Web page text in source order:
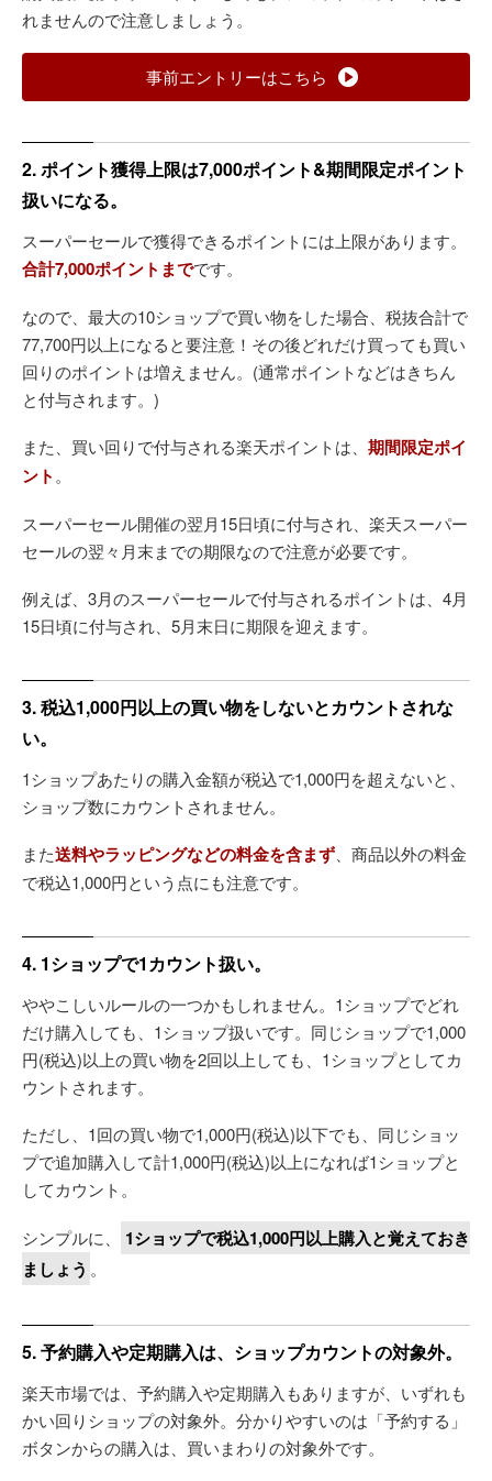
れませんので注意しましょう。
事前エントリーはこちら
2. ポイント獲得上限は7,000ポイント&期間限定ポイント
扱いになる。
スーパーセールで獲得できるポイントには上限があります。
合計7,000ポイントまでです。
なので、最大の10ショップで買い物をした場合、税抜合計で
77,700円以上になると要注意！その後どれだけ買っても買い
回りのポイントは増えません。(通常ポイントなどはきちん
と付与されます。)
また、買い回りで付与される楽天ポイントは、 期間限定ポイ
ント 。
スーパーセール開催の翌月15日頃に付与され、楽天スーパー
セールの翌々月末までの期限なので注意が必要です。
例えば、3月のスーパーセールで付与されるポイントは、4月
15日頃に付与され、5月末日に期限を迎えます。
3. 税込1,000円以上の買い物をしないとカウントされな
い。
1ショップあたりの購入金額が税込で1,000円を超えないと、
ショップ数にカウントされません。
また送料やラッピングなどの料金を含まず 、商品以外の料金
で税込1,000円という点にも注意です。
4. 1ショップで1カウント扱い。
ややこしいルールの一つかもしれません。1ショップでどれ
だけ購入しても、1ショップ扱いです。同じショップで1,000
円(税込)以上の買い物を2回以上しても、1ショップとしてカ
ウントされます。
ただし、1回の買い物で1,000円(税込)以下でも、同じショッ
プで追加購入して計1,000円(税込)以上になれば1ショップと
してカウント。
シンプルに、
1ショップで税込1,000円以上購入と覚えておき
ましょう 。
5. 予約購入や定期購入は、ショップカウントの対象外。
楽天市場では、予約購入や定期購入もありますが、いずれも
かい回りショップの対象外。分かりやすいのは「予約する」
ボタンからの購入は、買いまわりの対象外です。